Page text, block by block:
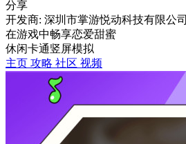
分享
开发商: 深圳市掌游悦动科技有限公司
在游戏中畅享恋爱甜蜜
休闲卡通竖屏模拟
主页 攻略 社区 视频